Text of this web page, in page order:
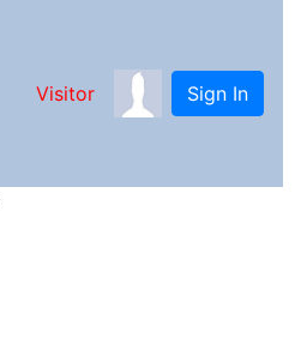
Visitor Sign In